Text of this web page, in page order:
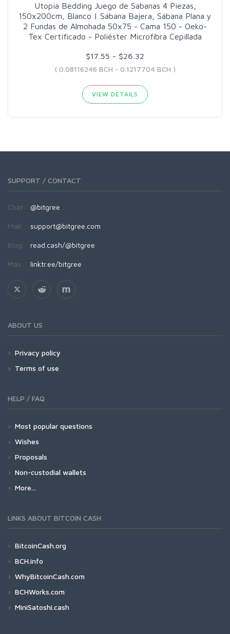
Utopia Bedding Juego de Sabanas 4 Piezas,
150x200cm, Blanco | Sábana Bajera, Sábana Plana y
2 Fundas de Almohada 50x75 - Cama 150 - Oeko-
Tex Certificado - Poliéster Microfibra Cepillada
$17.55 - $26.32
( 0.08116246 BCH - 0.1217704 BCH )
VIEW DETAILS
SUPPORT / CONTACT
Chat: @bitgree
Mail: support@bitgree.com
Blog: read.cash/@bitgree
Más: linktr.ee/bitgree
ABOUT US
Privacy policy
Terms of use
HELP / FAQ
Most popular questions
Wishes
Proposals
Non-custodial wallets
More...
LINKS ABOUT BITCOIN CASH
BitcoinCash.org
BCH.info
WhyBitcoinCash.com
BCHWorks.com
MiniSatoshi.cash